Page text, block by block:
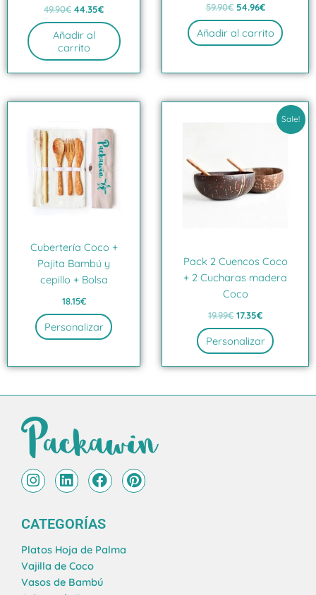
49.90€ 44.35€
Añadir al
carrito
59.90€ 54.96€
Añadir al carrito
Cubertería Coco +
Pajita Bambú y
cepillo + Bolsa
18.15€
Personalizar
Sale!
Pack 2 Cuencos Coco
+ 2 Cucharas madera
Coco
19.99€ 17.35€
precio
actual
Personalizar
I
n
t
a
g
r
a
L
i
k
e
d
i
n
F
a
e
b
o
k
P
i
CATEGORÍAS
Platos Hoja de Palma
Vajilla de Coco
Vasos de Bambú